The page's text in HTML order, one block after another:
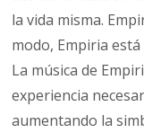
la vida misma.
modo, Empiria
La música de
experiencia
aumentando la